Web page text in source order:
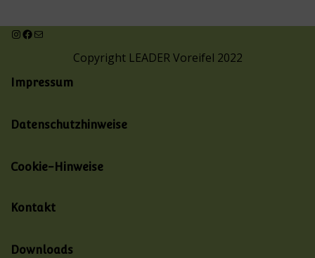
Copyright LEADER Voreifel 2022
Impressum
Datenschutzhinweise
Cookie-Hinweise
Kontakt
Downloads